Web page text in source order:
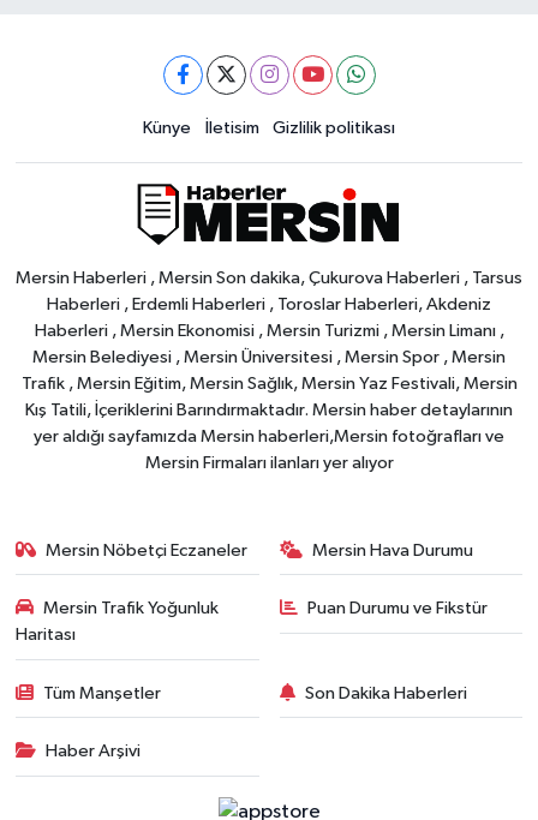
Künye İletisim Gizlilik politikası
Mersin Haberleri , Mersin Son dakika, Çukurova Haberleri , Tarsus
Haberleri , Erdemli Haberleri , Toroslar Haberleri, Akdeniz
Haberleri , Mersin Ekonomisi , Mersin Turizmi , Mersin Limanı ,
Mersin Belediyesi , Mersin Üniversitesi , Mersin Spor , Mersin
Trafik , Mersin Eğitim, Mersin Sağlık, Mersin Yaz Festivali, Mersin
Kış Tatili, İçeriklerini Barındırmaktadır. Mersin haber detaylarının
yer aldığı sayfamızda Mersin haberleri,Mersin fotoğrafları ve
Mersin Firmaları ilanları yer alıyor
Mersin Nöbetçi Eczaneler Mersin Hava Durumu
Mersin Trafik Yoğunluk
Haritası
Puan Durumu ve Fikstür
Tüm Manşetler Son Dakika Haberleri
Haber Arşivi